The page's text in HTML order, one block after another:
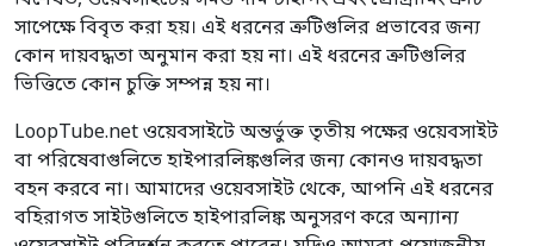
সাপেক্ষে বিবৃত করা হয়। এই ধরনের ত্রুটিগুলির প্রভাবের জন্য
কোন দায়বদ্ধতা অনুমান করা হয় না। এই ধরনের ত্রুটিগুলির
ভিত্তিতে কোন চুক্তি সম্পন্ন হয় না।
LoopTube.net ওয়েবসাইটে অন্তর্ভুক্ত তৃতীয় পক্ষের ওয়েবসাইট
বা পরিষেবাগুলিতে হাইপারলিঙ্কগুলির জন্য কোনও দায়বদ্ধতা
বহন করবে না। আমাদের ওয়েবসাইট থেকে, আপনি এই ধরনের
বহিরাগত সাইটগুলিতে হাইপারলিঙ্ক অনুসরণ করে অন্যান্য